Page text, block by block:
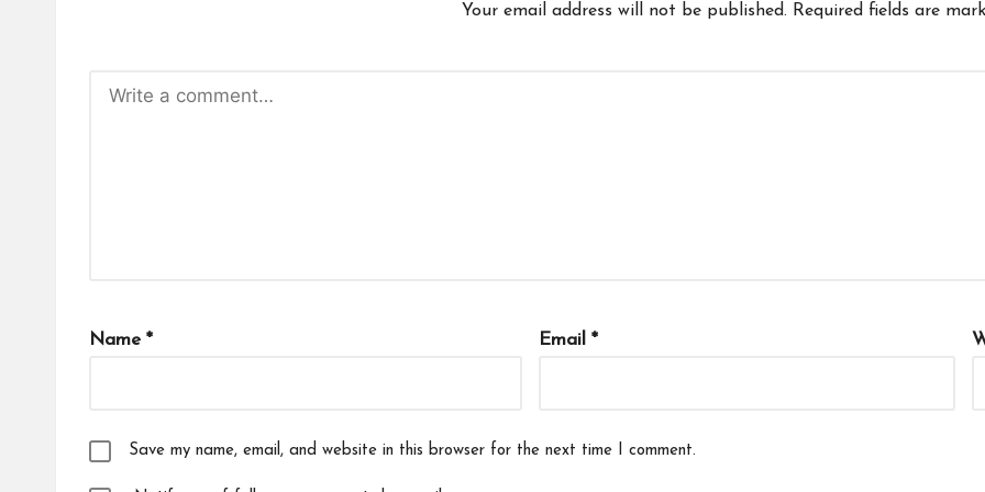
Your email address will not be published. Required fields are
Name * Email *
Save my name, email, and website in this browser for the next time I comment.